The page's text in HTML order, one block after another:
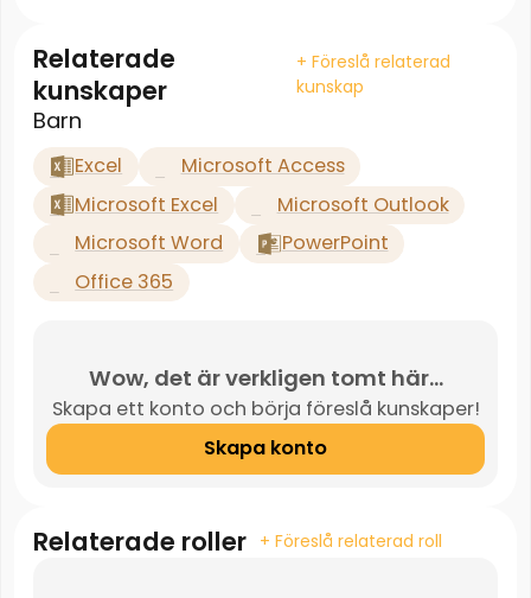
Relaterade
kunskaper
+ Föreslå relaterad
kunskap
Barn
Excel
Microsoft Access
Microsoft Excel
Microsoft Outlook
Microsoft Word
PowerPoint
Office 365
Wow, det är verkligen tomt här...
Skapa ett konto och börja föreslå kunskaper!
Skapa konto
Relaterade roller + Föreslå relaterad roll